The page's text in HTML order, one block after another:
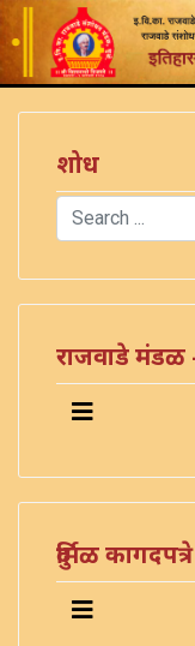
शोध
Search
राजवाडे मंडळ
दुर्मिळ कागदपत्रे